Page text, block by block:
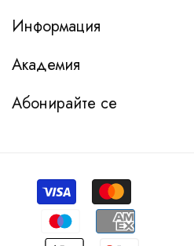
Информация
Академия
Абонирайте се